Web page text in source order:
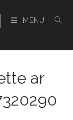
MENU
ar